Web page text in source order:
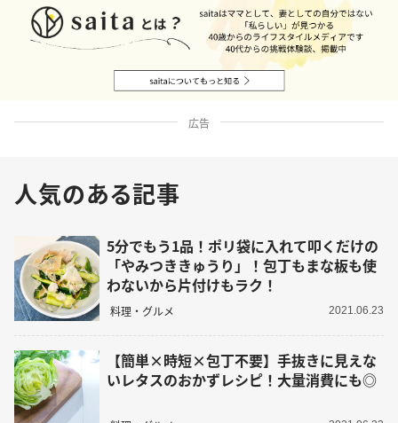
広告
人気のある記事
5分でもう1品！ポリ袋に入れて叩くだけの
「やみつききゅうり」！包丁もまな板も使
わないから片付けもラク！
料理・グルメ 2021.06.23
【簡単×時短×包丁不要】手抜きに見えな
いレタスのおかずレシピ！大量消費にも◎